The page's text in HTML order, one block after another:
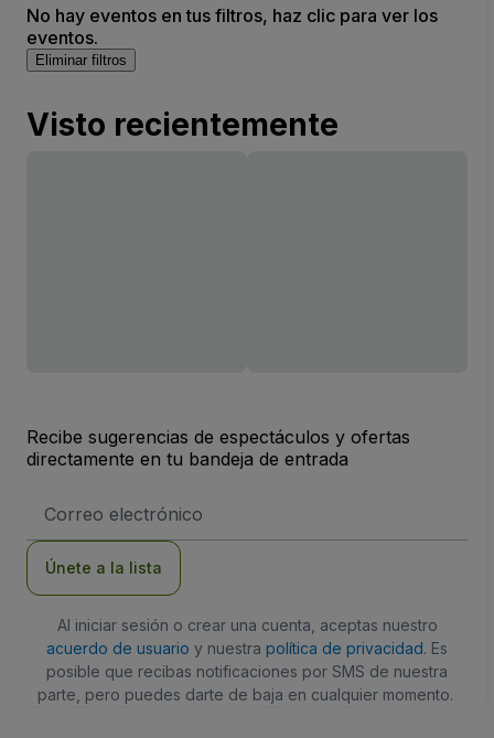
No hay eventos en tus filtros, haz clic para ver los
eventos.
Eliminar filtros
Visto recientemente
Recibe sugerencias de espectáculos y ofertas
directamente en tu bandeja de entrada
de
Únete a la lista
Al iniciar sesión o crear una cuenta, aceptas nuestro
acuerdo de usuario y nuestra política de privacidad. Es
posible que recibas notificaciones por SMS de nuestra
parte, pero puedes darte de baja en cualquier momento.